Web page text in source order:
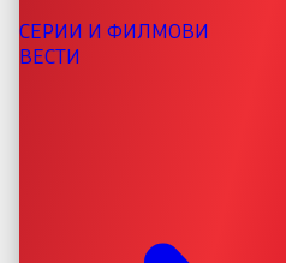
СЕРИИ И ФИЛМОВИ
ВЕСТИ